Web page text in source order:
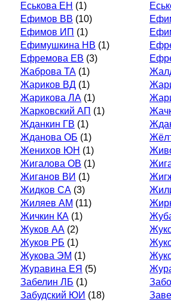
Еськова ЕН (1)
Ефимов ВВ (10)
Ефимов ИП (1)
Ефимушкина НВ (1)
Ефремова ЕВ (3)
Жаброва ТА (1)
Жариков ВД (1)
Жарикова ЛА (1)
Жарковский АП (1)
Жданкин ГВ (1)
Жданова ОБ (1)
Женихов ЮН (1)
Жигалова ОВ (1)
Жиганов ВИ (1)
Жидков СА (3)
Жиляев АМ (11)
Жичкин КА (1)
Жуков АА (2)
Жуков РБ (1)
Жукова ЭМ (1)
Журавина ЕЯ (5)
Забелин ЛБ (1)
Забудский ЮИ (18)